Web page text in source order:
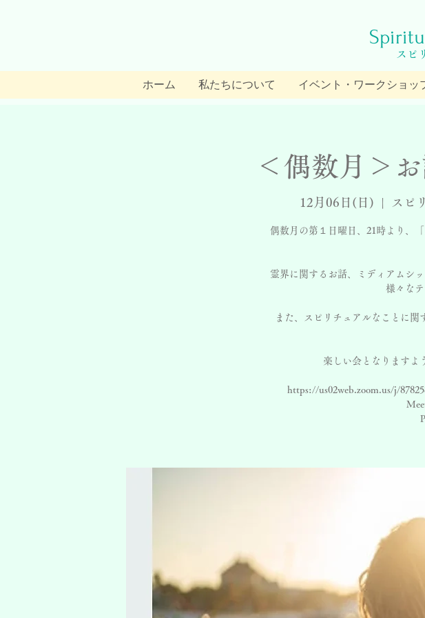
スピ
ホーム 私たちについて イベント・ワークショッ
＜偶数月＞
12月06日(日)
  |
スピ
偶数月の第１日曜日、21時より、
霊界に関するお話、ミディアムシ
様々な
また、スピリチュアルなことに関
楽しい会となりますよ
https://us02web.zoom.us/j/